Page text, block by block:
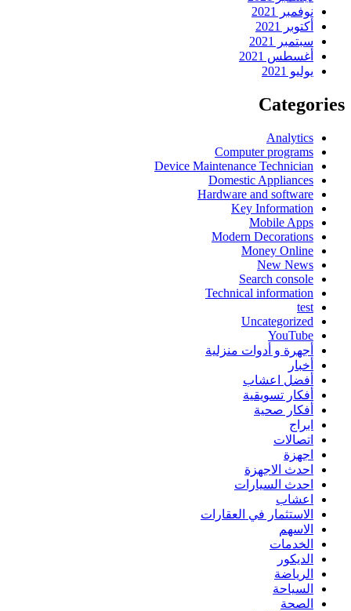
نوفمبر 2021
أكتوبر 2021
سبتمبر 2021
أغسطس 2021
يوليو 2021
Categories
Analytics
Computer programs
Device Maintenance Technician
Domestic Appliances
Hardware and software
Key Information
Mobile Apps
Modern Decorations
Money Online
New News
Search console
Technical information
test
Uncategorized
YouTube
أجهرة و أدوات منزلية
أخبار
أفضل اعشاب
أفكار تسويقية
أفكار صحية
ابراج
اتصالات
اجهزة
احدث الاجهزة
احدث السيارات
اعشاب
الاستثمار في العقارات
الاسهم
الخدمات
الديكور
الرياضة
السياحة
الصحة